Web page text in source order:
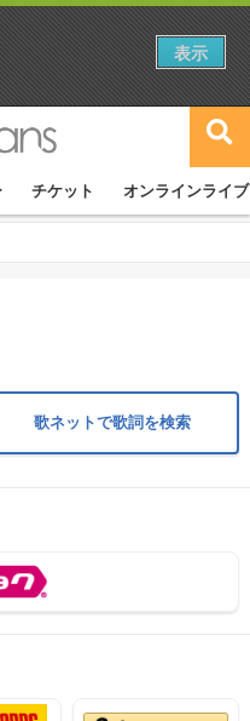
チケット オンラインライブ
歌ネットで歌詞を検索
表示